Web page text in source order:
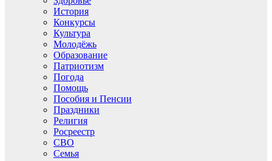
История
Конкурсы
Культура
Молодёжь
Образование
Патриотизм
Погода
Помощь
Пособия и Пенсии
Праздники
Религия
Росреестр
СВО
Семья